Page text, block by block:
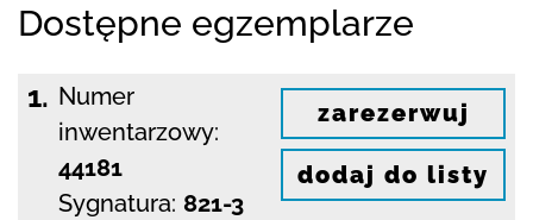
Dostępne egzemplarze
1. Numer
inwentarzowy:
44181
Sygnatura: 821-3
zarezerwuj
dodaj do listy